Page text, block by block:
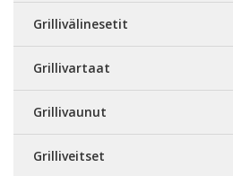
Grillivälinesetit
Grillivartaat
Grillivaunut
Grilliveitset